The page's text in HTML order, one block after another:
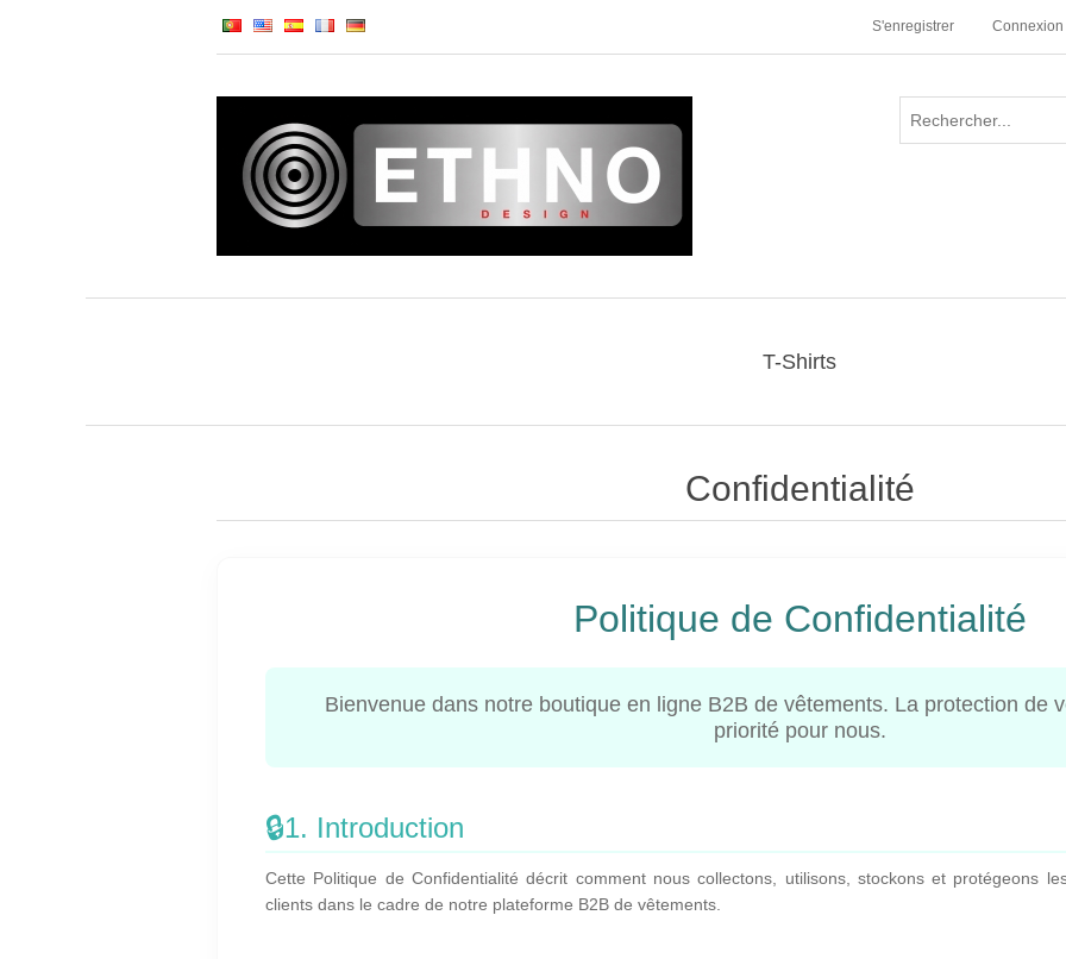
S'enregistrer Connexion
T-Shirts
Confidentialité
Politique de Confidentialité
Bienvenue dans notre boutique en ligne B2B de vêtements. La protection de
priorité pour nous.
🔒1. Introduction
Cette Politique de Confidentialité décrit comment nous collectons, utilisons, stockons et protégeons
clients dans le cadre de notre plateforme B2B de vêtements.